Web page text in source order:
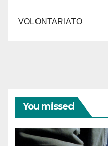
VOLONTARIATO
You missed